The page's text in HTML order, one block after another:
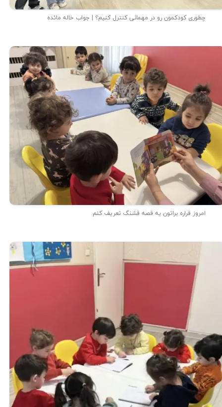
چطوری کودکمون رو در مهمانی کنترل کنیم؟ | جواب خاله مائده
امروز قراره براتون یه قصه قشنگ تعریف کنم